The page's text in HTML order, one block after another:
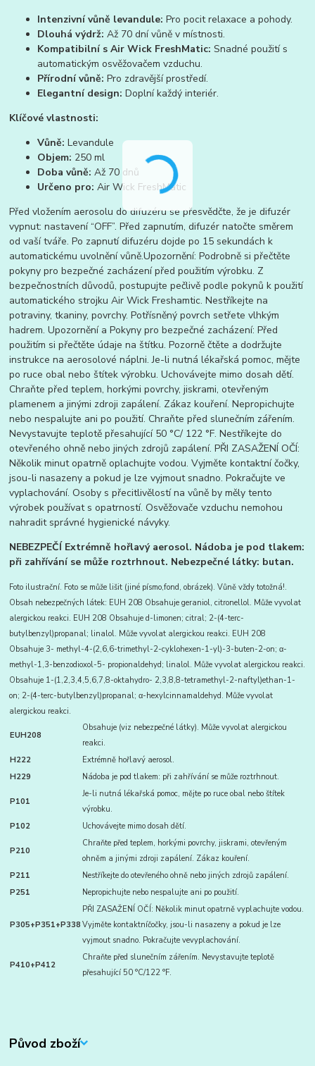
Intenzivní vůně levandule: Pro pocit relaxace a pohody.
Dlouhá výdrž: Až 70 dní vůně v místnosti.
Kompatibilní s Air Wick FreshMatic: Snadné použití s
automatickým osvěžovačem vzduchu.
Přírodní vůně: Pro zdravější prostředí.
Elegantní design: Doplní každý interiér.
Klíčové vlastnosti:
Vůně: Levandule
Objem: 250 ml
Doba vůně: Až 70 dnů
Určeno pro: Air Wick FreshMatic
Před vložením aerosolu do difuzéru se přesvědčte, že je difuzér
vypnut: nastavení “OFF”. Před zapnutím, difuzér natočte směrem
od vaší tváře. Po zapnutí difuzéru dojde po 15 sekundách k
automatickému uvolnění vůně.Upozornění: Podrobně si přečtěte
pokyny pro bezpečné zacházení před použitím výrobku. Z
bezpečnostních důvodů, postupujte pečlivě podle pokynů k použití
automatického strojku Air Wick Freshamtic. Nestříkejte na
potraviny, tkaniny, povrchy. Potřísněný povrch setřete vlhkým
hadrem. Upozornění a Pokyny pro bezpečné zacházení: Před
použitím si přečtěte údaje na štítku. Pozorně čtěte a dodržujte
instrukce na aerosolové náplni. Je-li nutná lékařská pomoc, mějte
po ruce obal nebo štítek výrobku. Uchovávejte mimo dosah dětí.
Chraňte před teplem, horkými povrchy, jiskrami, otevřeným
plamenem a jinými zdroji zapálení. Zákaz kouření. Nepropichujte
nebo nespalujte ani po použití. Chraňte před slunečním zářením.
Nevystavujte teplotě přesahující 50 °C/ 122 °F. Nestříkejte do
otevřeného ohně nebo jiných zdrojů zapálení. PŘI ZASAŽENÍ OČÍ:
Několik minut opatrně oplachujte vodou. Vyjměte kontaktní čočky,
jsou-li nasazeny a pokud je lze vyjmout snadno. Pokračujte ve
vyplachování. Osoby s přecitlivělostí na vůně by měly tento
výrobek používat s opatrností. Osvěžovače vzduchu nemohou
nahradit správné hygienické návyky.
NEBEZPEČÍ Extrémně hořlavý aerosol. Nádoba je pod tlakem:
při zahřívání se může roztrhnout. Nebezpečné látky: butan.
Foto ilustrační. Foto se může lišit (jiné písmo,fond, obrázek). Vůně vždy totožná!.
Obsah nebezpečných látek: EUH 208 Obsahuje geraniol, citronellol. Může vyvolat
alergickou reakci. EUH 208 Obsahuje d-limonen; citral; 2-(4-terc-
butylbenzyl)propanal; linalol. Může vyvolat alergickou reakci. EUH 208
Obsahuje 3- methyl-4-(2,6,6-trimethyl-2-cyklohexen-1-yl)-3-buten-2-on; α-
methyl-1,3-benzodioxol-5- propionaldehyd; linalol. Může vyvolat alergickou reakci.
Obsahuje 1-(1,2,3,4,5,6,7,8-oktahydro- 2,3,8,8-tetramethyl-2-naftyl)ethan-1-
on; 2-(4-terc-butylbenzyl)propanal; α-hexylcinnamaldehyd. Může vyvolat
alergickou reakci.
EUH208
Obsahuje (viz nebezpečné látky). Může vyvolat alergickou
reakci.
H222
Extrémně hořlavý aerosol.
H229
Nádoba je pod tlakem: při zahřívání se může roztrhnout.
P101
Je-li nutná lékařská pomoc, mějte po ruce obal nebo štítek
výrobku.
P102
Uchovávejte mimo dosah dětí.
P210
Chraňte před teplem, horkými povrchy, jiskrami, otevřeným
ohněm a jinými zdroji zapálení. Zákaz kouření.
P211
Nestříkejte do otevřeného ohně nebo jiných zdrojů zapálení.
P251
Nepropichujte nebo nespalujte ani po použití.
P305+P351+P338
PŘI ZASAŽENÍ OČÍ: Několik minut opatrně vyplachujte vodou.
Vyjměte kontaktníčočky, jsou-li nasazeny a pokud je lze
vyjmout snadno. Pokračujte vevyplachování.
P410+P412
Chraňte před slunečním zářením. Nevystavujte teplotě
přesahující 50 °C/122 °F.
Původ zboží